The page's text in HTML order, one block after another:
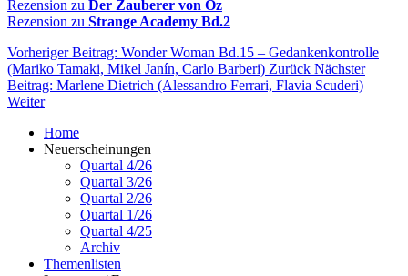
Rezension zu Der Zauberer von Oz
Rezension zu Strange Academy Bd.2
Vorheriger Beitrag: Wonder Woman Bd.15 – Gedankenkontrolle
(Mariko Tamaki, Mikel Janín, Carlo Barberi) Zurück Nächster
Beitrag: Marlene Dietrich (Alessandro Ferrari, Flavia Scuderi)
Weiter
Home
Neuerscheinungen
Quartal 4/26
Quartal 3/26
Quartal 2/26
Quartal 1/26
Quartal 4/25
Archiv
Themenlisten